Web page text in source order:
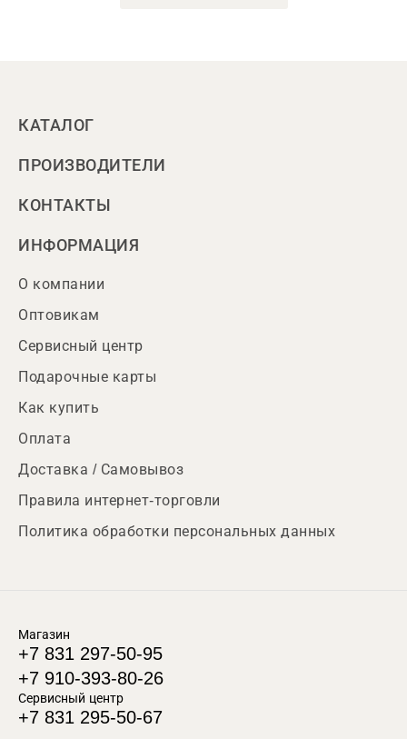
КАТАЛОГ
ПРОИЗВОДИТЕЛИ
КОНТАКТЫ
ИНФОРМАЦИЯ
О компании
Оптовикам
Сервисный центр
Подарочные карты
Как купить
Оплата
Доставка / Самовывоз
Правила интернет-торговли
Политика обработки персональных данных
Магазин
+7 831 297-50-95
+7 910-393-80-26
Сервисный центр
+7 831 295-50-67